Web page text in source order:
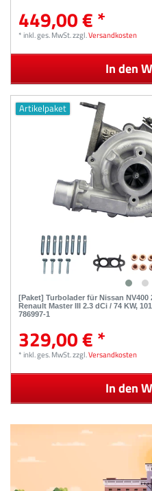
449,00 € *
*inkl. ges. MwSt.zzgl.Versandkosten
In den
Artikelpaket
[Paket] Turbolader für Nissan NV400
Renault Master III 2.3 dCi / 74 KW,
786997-1
329,00 € *
*inkl. ges. MwSt.zzgl.Versandkosten
In den